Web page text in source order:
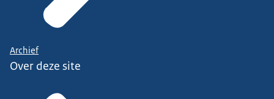
Archief
Over deze site